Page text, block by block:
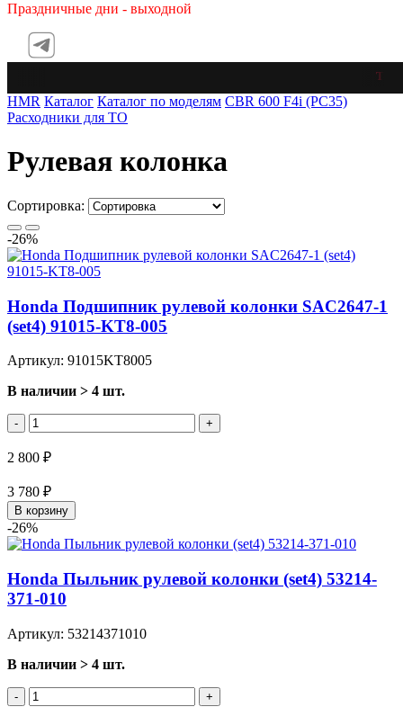
Праздничные дни - выходной
HMR Каталог Каталог по моделям CBR 600 F4i (PC35)
Расходники для ТО
Рулевая колонка
Сортировка:
-26%
Honda Подшипник рулевой колонки SAC2647-1
(set4) 91015-KT8-005
Артикул: 91015KT8005
В наличии > 4 шт.
- +
2 800 ₽
3 780 ₽
В корзину
-26%
Honda Пыльник рулевой колонки (set4) 53214-
371-010
Артикул: 53214371010
В наличии > 4 шт.
- +